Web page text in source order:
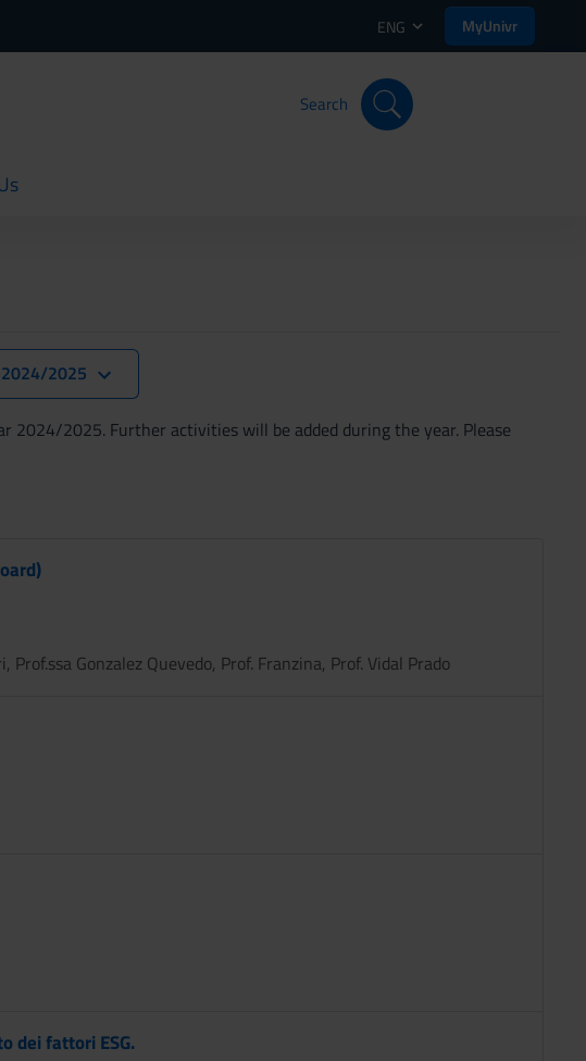
ENG MyUnivr
Search
2025
2024/2025. Further activities will be added during the year. Please
Gonzalez Quevedo, Prof. Franzina, Prof. Vidal Prado
dei fattori ESG.